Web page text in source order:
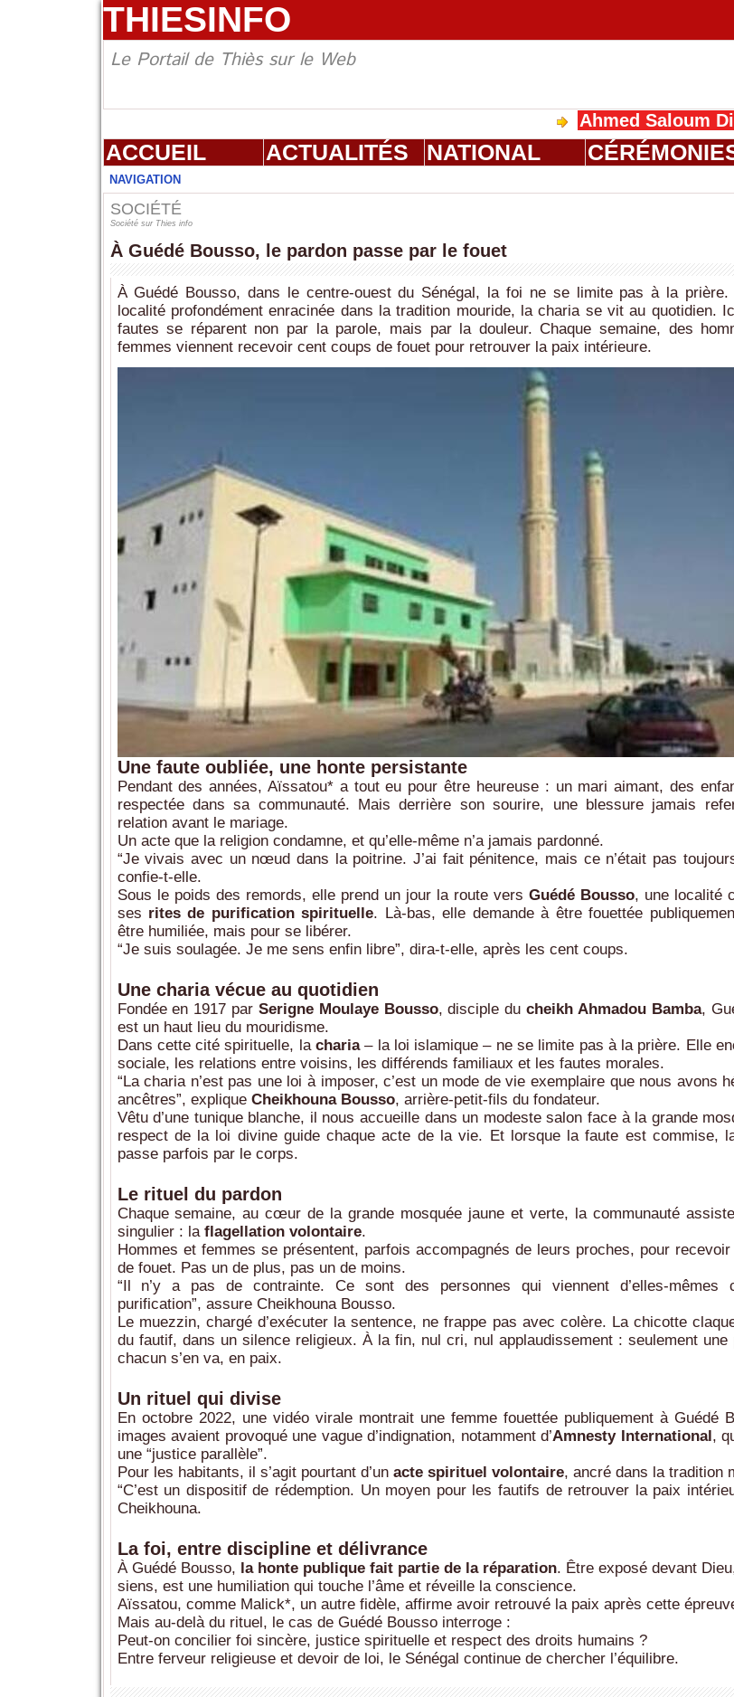
THIESINFO
Le Portail de Thiès sur le Web
Ahmed Saloum Dieng reçoit
ACCUEIL ACTUALITÉS NATIONAL
NAVIGATION
SOCIÉTÉ
Société sur Thies info
À Guédé Bousso, le pardon passe par le fouet
À Guédé Bousso, dans le centre-ouest du Sénégal, la foi ne se limite pas à la prière.
localité profondément enracinée dans la tradition mouride, la charia se vit au quotidien.
fautes se réparent non par la parole, mais par la douleur. Chaque semaine, des
femmes viennent recevoir cent coups de fouet pour retrouver la paix intérieure.
Une faute oubliée, une honte persistante
Pendant des années, Aïssatou* a tout eu pour être heureuse : un mari aimant, des
respectée dans sa communauté. Mais derrière son sourire, une blessure jamais
relation avant le mariage.
Un acte que la religion condamne, et qu’elle-même n’a jamais pardonné.
“Je vivais avec un nœud dans la poitrine. J’ai fait pénitence, mais ce n’était pas
confie-t-elle.
Sous le poids des remords, elle prend un jour la route vers Guédé Bousso, une localité
ses rites de purification spirituelle. Là-bas, elle demande à être fouettée
être humiliée, mais pour se libérer.
“Je suis soulagée. Je me sens enfin libre”, dira-t-elle, après les cent coups.
Une charia vécue au quotidien
Fondée en 1917 par Serigne Moulaye Bousso, disciple ducheikh Ahmadou Bamba,
est un haut lieu du mouridisme.
Dans cette cité spirituelle, la charia– la loi islamique – ne se limite pas à la prière. Elle
sociale, les relations entre voisins, les différends familiaux et les fautes morales.
“La charia n’est pas une loi à imposer, c’est un mode de vie exemplaire que nous avons
ancêtres”, explique Cheikhouna Bousso, arrière-petit-fils du fondateur.
Vêtu d’une tunique blanche, il nous accueille dans un modeste salon face à la grande
respect de la loi divine guide chaque acte de la vie. Et lorsque la faute est commise,
passe parfois par le corps.
Le rituel du pardon
Chaque semaine, au cœur de la grande mosquée jaune et verte, la communauté
singulier : la flagellation volontaire.
Hommes et femmes se présentent, parfois accompagnés de leurs proches, pour
de fouet. Pas un de plus, pas un de moins.
“Il n’y a pas de contrainte. Ce sont des personnes qui viennent d’elles-mêmes
purification”, assure Cheikhouna Bousso.
Le muezzin, chargé d’exécuter la sentence, ne frappe pas avec colère. La chicotte
du fautif, dans un silence religieux. À la fin, nul cri, nul applaudissement : seulement une
chacun s’en va, en paix.
Un rituel qui divise
En octobre 2022, une vidéo virale montrait une femme fouettée publiquement à Guédé
images avaient provoqué une vague d’indignation, notamment d’Amnesty International,
une “justice parallèle”.
Pour les habitants, il s’agit pourtant d’un acte spirituel volontaire, ancré dans la tradition
“C’est un dispositif de rédemption. Un moyen pour les fautifs de retrouver la paix
Cheikhouna.
La foi, entre discipline et délivrance
À Guédé Bousso, la honte publique fait partie de la réparation. Être exposé devant
siens, est une humiliation qui touche l’âme et réveille la conscience.
Aïssatou, comme Malick*, un autre fidèle, affirme avoir retrouvé la paix après cette
Mais au-delà du rituel, le cas de Guédé Bousso interroge :
Peut-on concilier foi sincère, justice spirituelle et respect des droits humains ?
Entre ferveur religieuse et devoir de loi, le Sénégal continue de chercher l’équilibre.